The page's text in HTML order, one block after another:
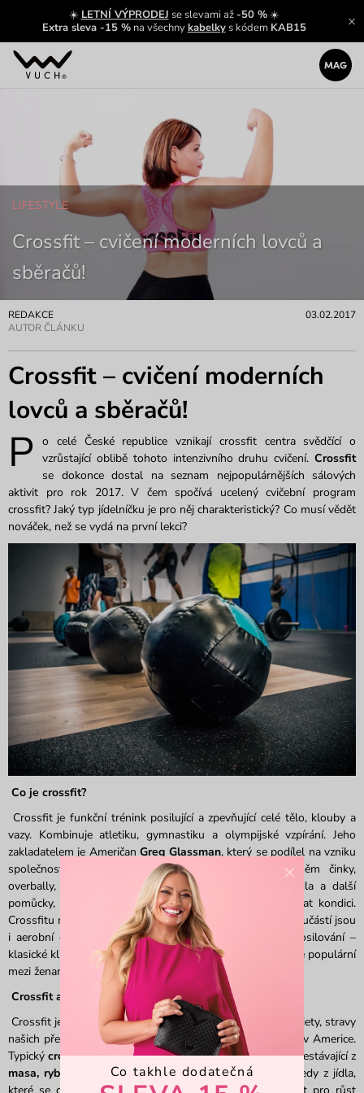
☀️ LETNÍ VÝPRODEJ se slevami až -50 %☀️
Extra sleva -15 %na všechnykabelkys kódem KAB15
LIFESTYLE
Crossfit – cvičení moderních lovců a
sběračů!
03.02.2017
REDAKCE
AUTOR ČLÁNKU
Crossfit – cvičení moderních
lovců a sběračů!
P
o celé České republice vznikají crossfit centra svědčící o
vzrůstající oblibě tohoto intenzivního druhu cvičení. Crossfit
se dokonce dostal na seznam nejpopulárnějších sálových
aktivit pro rok 2017. V čem spočívá ucelený cvičební program
crossfit? Jaký typ jídelníčku je pro něj charakteristický? Co musí vědět
nováček, než se vydá na první lekci?
Co je crossfit?
Crossfit je funkční trénink posilující a zpevňující celé tělo, klouby a
vazy. Kombinuje atletiku, gymnastiku a olympijské vzpírání. Jeho
zakladatelem je AmeričanGreg Glassman, který se podílel na vzniku
společnosti CrossFit Inc. r. 2000. Využívají se při něm činky,
overbally, medicinbaly, cvičební gumy, kettlebelly, švihadla a další
pomůcky, které umožňují zapojit všechny svaly a pěstovat kondici.
Crossfitu není cizí práce s vlastní vahou a jeho nedílnou součástí jsou
i aerobní cvičení. Zvláštní důraz se při něm klade na posilování –
klasické kliky, angličáky, sedy-lehy. Crossfit je přitom stejně populární
mezi ženami i muži, v tom rovněž tkví jeho úspěch.
Crossfit a paleo dieta
Crossfit je také velmi populární u vyznavačů paleolitické diety, stravy
našich předků lovců a sběračů, která se těší velké oblibě v Americe.
Typickýcrossfit jídelníčekse velice podobá paleo stravě sestávající z
masa, ryb, vajec, zeleniny, ovoce, ořechů a semínek
. Tedy z jídla,
×
Co takhle dodatečná